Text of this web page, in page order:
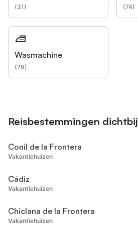
(31) (74)
Wasmachine
(79)
Reisbestemmingen dichtbij
Conil de la Frontera
Vakantiehuizen
Cádiz
Vakantiehuizen
Chiclana de la Frontera
Vakantiehuizen